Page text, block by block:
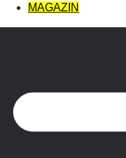
MAGAZIN